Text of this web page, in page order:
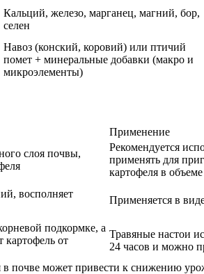
Кальций, железо, марганец, магний, бор,
селен
Навоз (конский, коровий) или птичий
помет + минеральные добавки (макро и
микроэлементы)
Применение
слоя почвы,
Рекомендуется
применять для
картофеля в
восполняет
Применяется в
подкормке, а
картофель от
Травяные настои
24 часов и можно
почве может привести к снижению